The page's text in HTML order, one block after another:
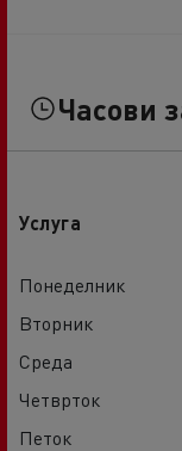
Часови
Услуга
Понеделник
Вторник
Среда
Четврток
Петок